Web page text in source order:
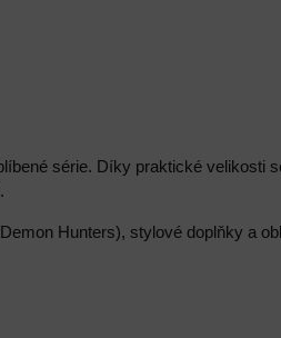
série. Díky praktické velikosti
Hunters), stylové doplňky a